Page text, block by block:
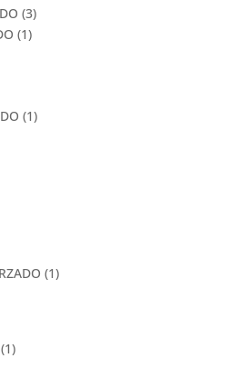
(3)
(1)
(1)
(1)
(1)